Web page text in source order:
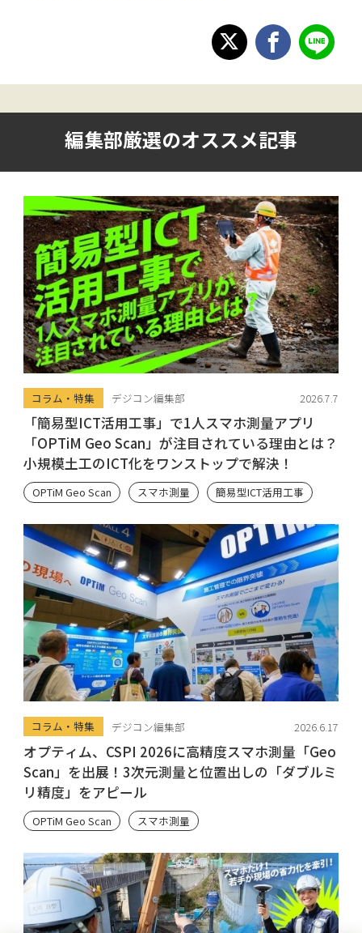
編集部厳選のオススメ記事
コラム・特集 デジコン編集部 2026.7.7
「簡易型ICT活用工事」で1人スマホ測量アプリ
「OPTiM Geo Scan」が注目されている理由とは？
小規模土工のICT化をワンストップで解決！
OPTiM Geo Scan スマホ測量 簡易型ICT活用工事
コラム・特集 デジコン編集部 2026.6.17
オプティム、CSPI 2026に高精度スマホ測量「Geo
Scan」を出展！3次元測量と位置出しの「ダブルミ
リ精度」をアピール
OPTiM Geo Scan スマホ測量